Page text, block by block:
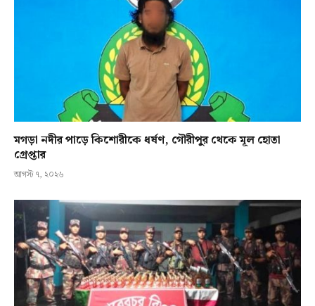
মগড়া নদীর পাড়ে কিশোরীকে ধর্ষণ, গৌরীপুর থেকে মূল হোতা
গ্রেপ্তার
আগস্ট ৭, ২০২৬